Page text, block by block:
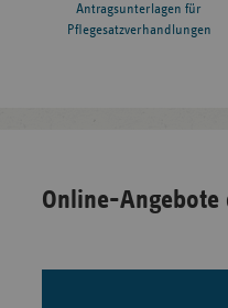
Antragsunterlagen für
Pflegesatzverhandlungen
Online-Angebote